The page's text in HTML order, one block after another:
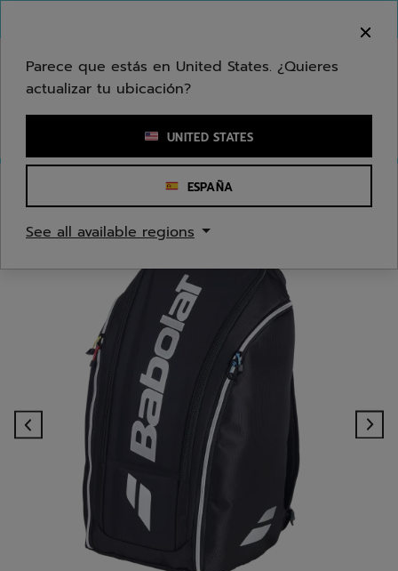
Ingresar una palabra clave o un número de artículo
Previous
Parece que estás en United States. ¿Quieres
actualizar tu ubicación?
UNITED STATES
ESPAÑA
See all available regions